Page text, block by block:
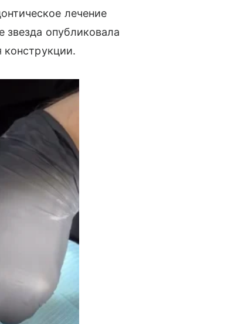
лечение
звезда опубликовала
конструкции.